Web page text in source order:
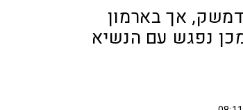
אך בארמון
נפגש עם הנשיא